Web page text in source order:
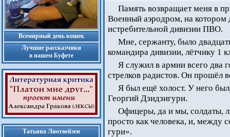
Всемирный день кошек
Лучшие рассказчики
в нашем Буфете
Татьяна Лиотвейзен
Память возвращает меня в
Военный аэродром, на котором
истребительной дивизии ПВО.
Мне, сержанту, было
командира дивизии, лётчику 1
Я служил в армии всего два
стрелков радистов. Он прошёл
Я был ещё холост. У него
Георгий Дзидзигури.
Офицеры, да и мы, солдаты,
просто как человека, и, между
гури».